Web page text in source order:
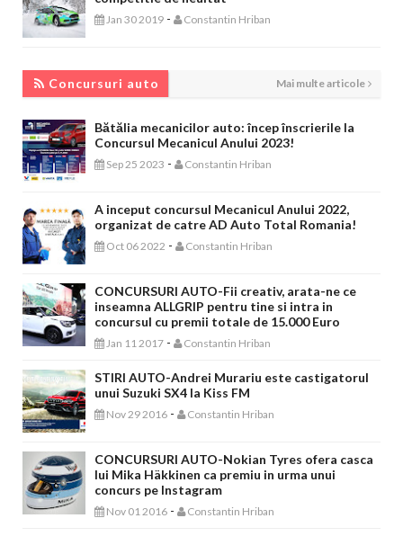
Jan 30 2019 - Constantin Hriban
Concursuri auto Mai multe articole
Bătălia mecanicilor auto: încep înscrierile la
Concursul Mecanicul Anului 2023!
Sep 25 2023 - Constantin Hriban
A inceput concursul Mecanicul Anului 2022,
organizat de catre AD Auto Total Romania!
Oct 06 2022 - Constantin Hriban
CONCURSURI AUTO-Fii creativ, arata-ne ce
inseamna ALLGRIP pentru tine si intra in
concursul cu premii totale de 15.000 Euro
Jan 11 2017 - Constantin Hriban
STIRI AUTO-Andrei Murariu este castigatorul
unui Suzuki SX4 la Kiss FM
Nov 29 2016 - Constantin Hriban
CONCURSURI AUTO-Nokian Tyres ofera casca
lui Mika Häkkinen ca premiu in urma unui
concurs pe Instagram
Nov 01 2016 - Constantin Hriban